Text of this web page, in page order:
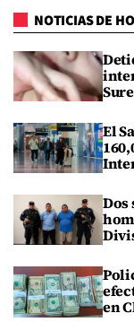
NOTICIAS DE
El
Dos
en